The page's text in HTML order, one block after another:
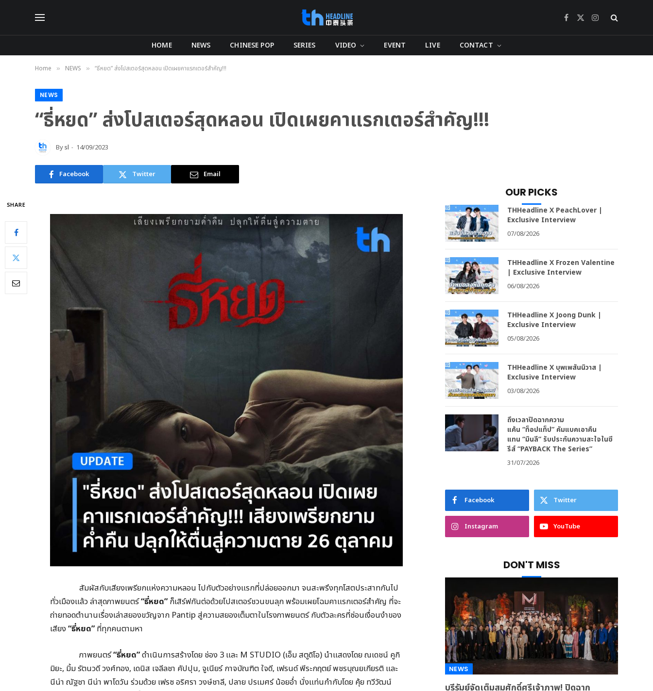
Facebook
X
Instagram
HOME NEWS CHINESE POP SERIES VIDEO EVENT LIVE CONTACT
Home » NEWS » “ธี่หยด” ส่งโปสเตอร์สุดหลอน เปิดเผยคาแรกเตอร์สำคัญ!!!
NEWS
“ธี่หยด” ส่งโปสเตอร์สุดหลอน เปิดเผยคาแรกเตอร์สำคัญ!!!
Bysl 14/09/2023
Facebook Twitter Email
SHARE
สัมผัสกับเสียงเพรียกแห่งความหลอน ไปกับตัวอย่างแรกที่ปล่อยออกมา จนสะพรึงทุกโสตประสาทกันไป
ทั่วเมืองแล้ว ล่าสุดภาพยนตร์“ธี่หยด” ก็เสิร์ฟกันต่อด้วยโปสเตอร์ชวนขนลุก พร้อมเผยโฉมคาแรกเตอร์สำคัญ ที่จะ
ถ่ายทอดตำนานเรื่องเล่าสยองขวัญจาก Pantip สู่ความสยองเต็มตาในโรงภาพยนตร์ กับตัวละครที่ซ่อนเงื่อนงำของ
เสียง“ธี่หยด” ที่ทุกคนตามหา
ภาพยนตร์“ธี่หยด”ดำเนินการสร้างโดย ช่อง 3 และ M STUDIO (เอ็ม สตูดิโอ) นำแสดงโดย ณเดชน์ คูกิ
มิยะ, มิ้ม รัตนวดี วงศ์ทอง, เดนิส เจลีลชา คัปปุน, จูเนียร์ กาจบัณฑิต ใจดี, เฟรนด์ พีระกฤตย์ พชรบุณยเกียรติ และ
นีน่า ณัฐชา นีน่า พาโดวัน ร่วมด้วย เฟรซ อริศรา วงษ์ชาลี, ปลาย ปรเมศร์ น้อยอ่ำ นั่งแท่นกำกับโดย คุ้ย ทวีวัฒน์
OUR PICKS
THHeadline X PeachLover |
Exclusive Interview
07/08/2026
THHeadline X Frozen Valentine
| Exclusive Interview
06/08/2026
THHeadline X Joong Dunk |
Exclusive Interview
05/08/2026
THHeadline X บุพเพสันนิวาส |
Exclusive Interview
03/08/2026
ถึงเวลาปิดฉากความ
แค้น “ท็อปแท็ป” คัมแบคเอาคืน
แทน “มินลี” รับประกันความสะใจในซี
รีส์ “PAYBACK The Series”
31/07/2026
Facebook Twitter
Instagram YouTube
DON'T MISS
NEWS
บุรีรัมย์จัดเต็มสมศักดิ์ศรีเจ้าภาพ! ปิดฉาก